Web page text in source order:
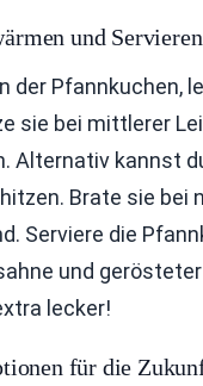
und Servieren
der Pfannkuchen,
sie bei mittlerer
Alternativ kannst
Brate sie bei
Serviere die
und
lecker!
für die